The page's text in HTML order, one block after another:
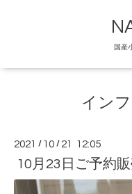
国産
イン
2021 / 10 / 21 12:05
10月23日ご予約